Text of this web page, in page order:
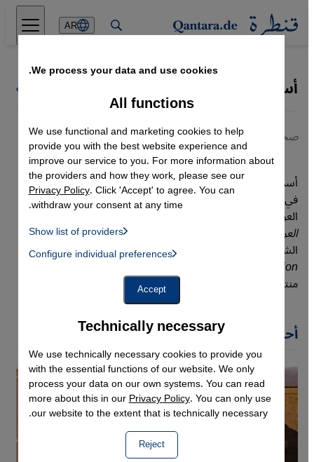
Direkt zum Inhalt springen
AR
أسماء الغول
صحافية وكاتبة فلسطينية
أسماء الغول، صحافية وكاتبة فلسطينية مقيمة في فرنسا، نشأت
في مخيم رفح بقطاع غزة. عملت مع عدد من المنصات والصحف
العربية والدولية، من بينها مؤسسة سمير قصير، وصحيفة
العربي الأمريكي. حازت عدة جوائز، منها جائزة
الشجاعة الصحافية عام 2012 من مؤسسة International
Women’s Media Foundation ، وجائزة أفضل صحافية شابة من
منتدى دبي للصحافة عام 2010.
أحدث مقالات أسماء الغول
We process your data and use cookies.
Technically necessary
We use technically necessary cookies to provide you
with the essential functions of our website. We only
process your data on our own systems. You can read
more about this in ourPrivacy Policy. You can only use
our website to the extent that is technically necessary.
Reject
All functions
We use functional and marketing cookies to help
provide you with the best website experience and
improve our service to you. For more information about
the providers and how they work, please see our
Privacy Policy. Click 'Accept' to agree. You can
withdraw your consent at any time.
Show list of providers
Instagram Embed, Twitter Embed, Youtube Embed
Facebook Embed / Facebook Connect
Google Maps Embed
Configure individual preferences
Accept